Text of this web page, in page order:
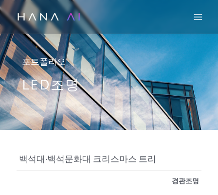
콘
텐
츠
로
건
너
뛰
기
포트폴리오
LED조명
백석대·백석문화대 크리스마스 트리
경관조명